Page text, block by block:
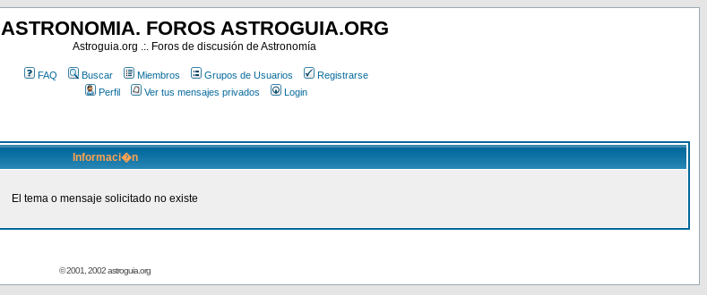
ASTRONOMIA. FOROS ASTROGUIA.ORG
Astroguia.org .:. Foros de discusión de Astronomía
FAQ Buscar Miembros Grupos de Usuarios
Registrarse
Perfil
Ver tus mensajes privados Login
Informaci�n
El tema o mensaje solicitado no existe
© 2001, 2002 astroguia.org